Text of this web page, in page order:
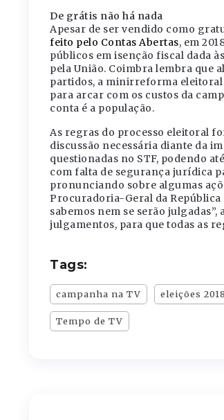
De grátis não há nada
Apesar de ser vendido como
feito pelo Contas Abertas, em
públicos em isenção fiscal dada
pela União. Coimbra lembra que
partidos, a minirreforma eleitoral
para arcar com os custos da
conta é a população.
As regras do processo eleitoral
discussão necessária diante da
questionadas no STF, podendo
com falta de segurança jurídica
pronunciando sobre algumas
Procuradoria-Geral da República
sabemos nem se serão
julgamentos, para que todas as
Tags:
campanha na TV eleições 2018
Tempo de TV